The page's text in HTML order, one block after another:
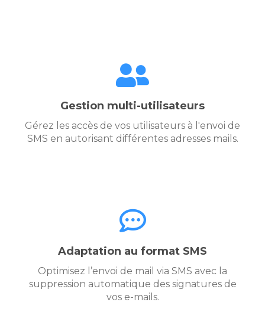
Gestion multi-utilisateurs
Gérez les accès de vos utilisateurs à l'envoi de
SMS en autorisant différentes adresses mails.
Adaptation au format SMS
Optimisez l’envoi de mail via SMS avec la
suppression automatique des signatures de
vos e-mails.